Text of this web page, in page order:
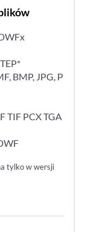
BMP, JPG, P
TIF PCX TGA
tylko w wersji